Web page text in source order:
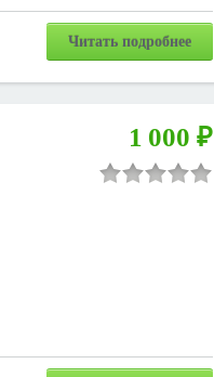
Читать подробнее
1 000 ₽